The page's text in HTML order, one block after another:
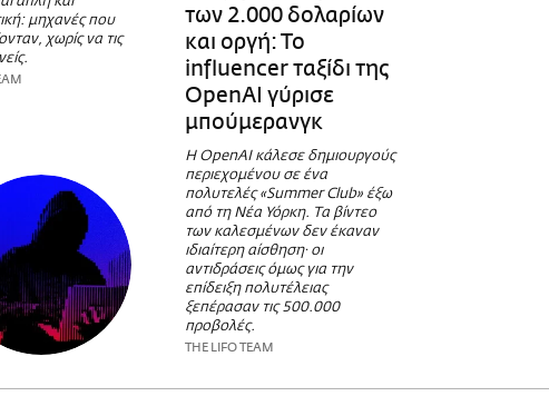
μηχανές που
χωρίς να τις
των 2.000 δολαρίων
και οργή: Το
influencer ταξίδι της
OpenAI γύρισε
μπούμερανγκ
Η OpenAI κάλεσε δημιουργούς
περιεχομένου σε ένα
πολυτελές «Summer Club» έξω
από τη Νέα Υόρκη. Τα βίντεο
των καλεσμένων δεν έκαναν
ιδιαίτερη αίσθηση· οι
αντιδράσεις όμως για την
επίδειξη πολυτέλειας
ξεπέρασαν τις 500.000
προβολές.
THE LIFO TEAM